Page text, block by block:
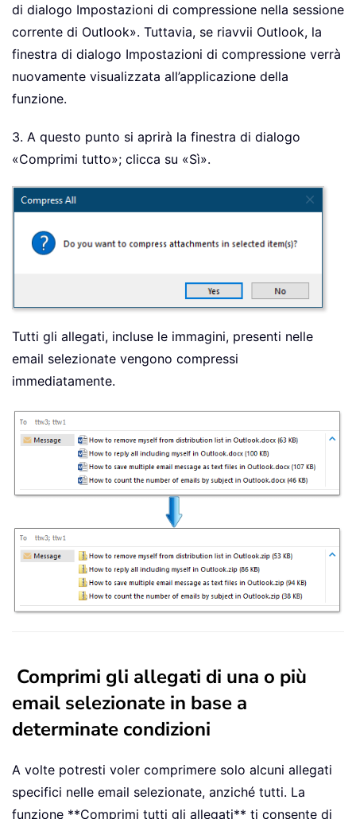
di dialogo Impostazioni di compressione nella sessione
corrente di Outlook». Tuttavia, se riavvii Outlook, la
finestra di dialogo Impostazioni di compressione verrà
nuovamente visualizzata all’applicazione della
funzione.
3. A questo punto si aprirà la finestra di dialogo
«Comprimi tutto»; clicca su «Sì».
Tutti gli allegati, incluse le immagini, presenti nelle
email selezionate vengono compressi
immediatamente.
Comprimi gli allegati di una o più
email selezionate in base a
determinate condizioni
A volte potresti voler comprimere solo alcuni allegati
specifici nelle email selezionate, anziché tutti. La
funzione **Comprimi tutti gli allegati** ti consente di